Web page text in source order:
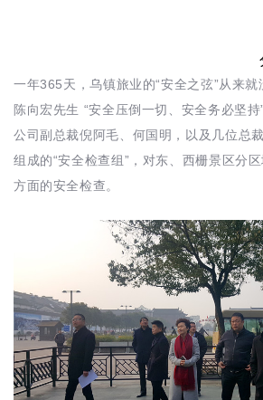
一年365天，乌镇旅业的“安全之弦”从来
陈向宏先生 “安全压倒一切、安全务必坚
公司副总裁倪阿毛、何国明，以及几位总
组成的“安全检查组”，对东、西栅景区分
方面的安全检查。